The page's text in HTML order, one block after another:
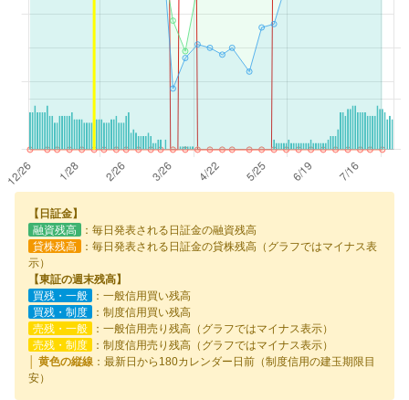
【日証金】
融資残高
：毎日発表される日証金の融資残高
貸株残高
：毎日発表される日証金の貸株残高（グラフではマイナス表
示）
【東証の週末残高】
買残・一般
：一般信用買い残高
買残・制度
：制度信用買い残高
売残・一般
：一般信用売り残高（グラフではマイナス表示）
売残・制度
：制度信用売り残高（グラフではマイナス表示）
│ 黄色の縦線 ：最新日から180カレンダー日前（制度信用の建玉期限目
安）